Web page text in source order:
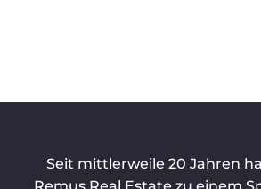
Finca auf Mallorca